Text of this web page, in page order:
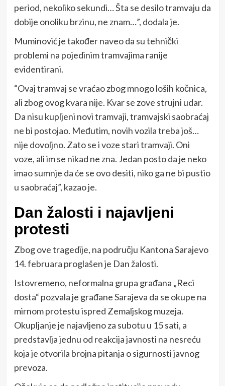
period, nekoliko sekundi… Šta se desilo tramvaju da
dobije onoliku brzinu, ne znam…”, dodala je.
Muminović je također naveo da su tehnički
problemi na pojedinim tramvajima ranije
evidentirani.
“Ovaj tramvaj se vraćao zbog mnogo loših kočnica,
ali zbog ovog kvara nije. Kvar se zove strujni udar.
Da nisu kupljeni novi tramvaji, tramvajski saobraćaj
ne bi postojao. Međutim, novih vozila treba još…
nije dovoljno. Zato se i voze stari tramvaji. Oni
voze, ali im se nikad ne zna. Jedan posto da je neko
imao sumnje da će se ovo desiti, niko ga ne bi pustio
u saobraćaj”, kazao je.
Dan žalosti i najavljeni
protesti
Zbog ove tragedije, na području Kantona Sarajevo
14. februara proglašen je Dan žalosti.
Istovremeno, neformalna grupa građana „Reci
dosta“ pozvala je građane Sarajeva da se okupe na
mirnom protestu ispred Zemaljskog muzeja.
Okupljanje je najavljeno za subotu u 15 sati, a
predstavlja jednu od reakcija javnosti na nesreću
koja je otvorila brojna pitanja o sigurnosti javnog
prevoza.